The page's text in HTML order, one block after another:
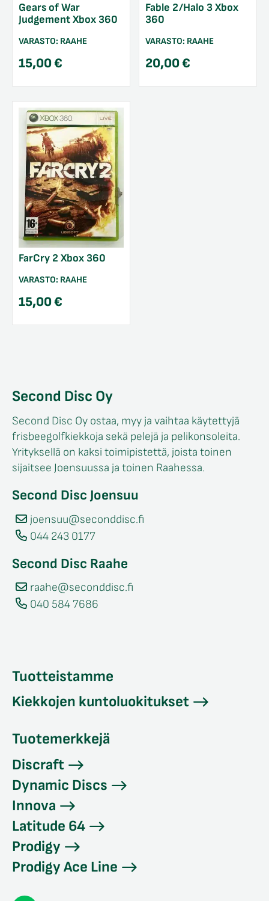
Gears of War
Judgement Xbox 360
VARASTO: RAAHE
15,00€
Fable 2/Halo 3 Xbox
360
VARASTO: RAAHE
20,00€
FarCry 2 Xbox 360
VARASTO: RAAHE
15,00€
Second Disc Oy
Second Disc Oy ostaa, myy ja vaihtaa käytettyjä
frisbeegolfkiekkoja sekä pelejä ja pelikonsoleita.
Yrityksellä on kaksi toimipistettä, joista toinen
sijaitsee Joensuussa ja toinen Raahessa.
Second Disc Joensuu
joensuu@seconddisc.fi
044 243 0177
Second Disc Raahe
raahe@seconddisc.fi
040 584 7686
Tuotteistamme
Kiekkojen kuntoluokitukset
Tuotemerkkejä
Discraft
Dynamic Discs
Innova
Latitude 64
Prodigy
Prodigy Ace Line